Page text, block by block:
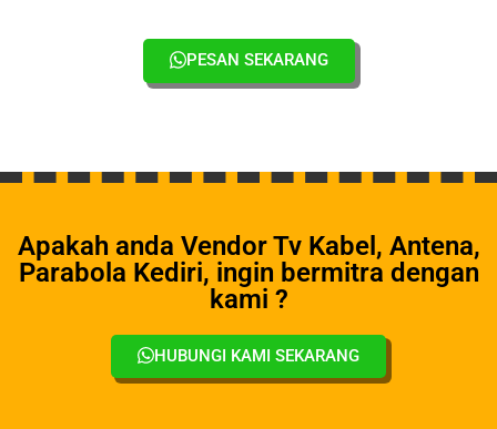
PESAN SEKARANG
Apakah anda Vendor Tv Kabel, Antena,
Parabola Kediri, ingin bermitra dengan
kami ?
HUBUNGI KAMI SEKARANG